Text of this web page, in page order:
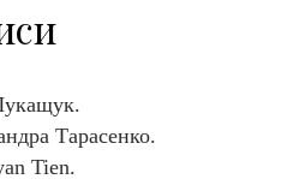
Тарасенко.
Tien.